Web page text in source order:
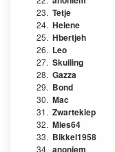
23. Tetje
24. Helene
25. Hbertjeh
26. Leo
27. Skuiling
28. Gazza
29. Bond
30. Mac
31. Zwartekiep
32. Mies64
33. Bikkel1958
34. anoniem